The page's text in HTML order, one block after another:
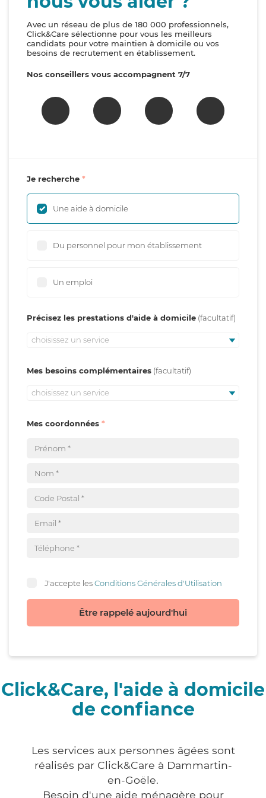
Avec un réseau de plus de 180 000 professionnels,
Click&Care sélectionne pour vous les meilleurs
candidats pour votre maintien à domicile ou vos
besoins de recrutement en établissement.
Nos conseillers vous accompagnent 7/7
Je recherche
Une aide à domicile
Du personnel pour mon établissement
Un emploi
Précisez les prestations d'aide à domicile
choisissez un service
Mes besoins complémentaires
choisissez un service
Mes coordonnées
J'accepte lesConditions Générales d'Utilisation
Être rappelé aujourd'hui
Click&Care, l'aide à domicile
de confiance
Les services aux personnes âgées sont
réalisés par Click&Care à Dammartin-
en-Goële.
Besoin d'une aide ménagère pour